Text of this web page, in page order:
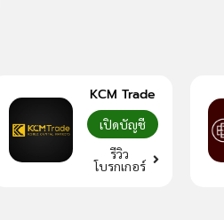
KCM Trade
เปิดบัญชี
รีวิว
โบรกเกอร์